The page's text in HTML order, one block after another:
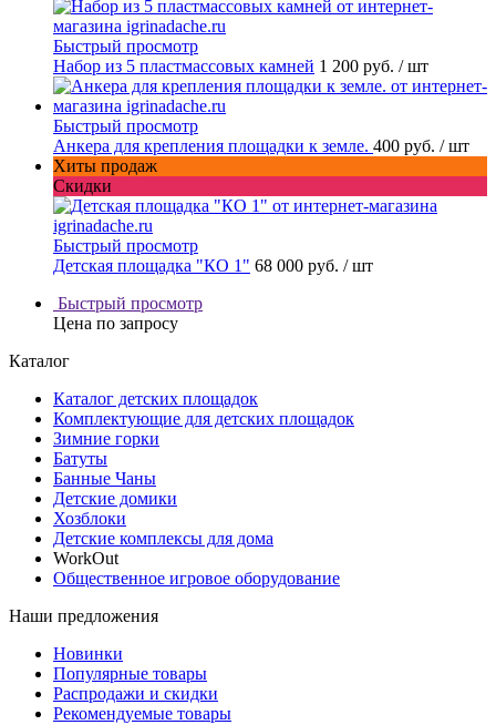
Быстрый просмотр
Набор из 5 пластмассовых камней 1 200 руб. / шт
Быстрый просмотр
Анкера для крепления площадки к земле. 400 руб. / шт
Хиты продаж
Скидки
Быстрый просмотр
Детская площадка "КО 1" 68 000 руб. / шт
Быстрый просмотр
Цена по запросу
Каталог
Каталог детских площадок
Комплектующие для детских площадок
Зимние горки
Батуты
Банные Чаны
Детские домики
Хозблоки
Детские комплексы для дома
WorkOut
Общественное игровое оборудование
Наши предложения
Новинки
Популярные товары
Распродажи и скидки
Рекомендуемые товары